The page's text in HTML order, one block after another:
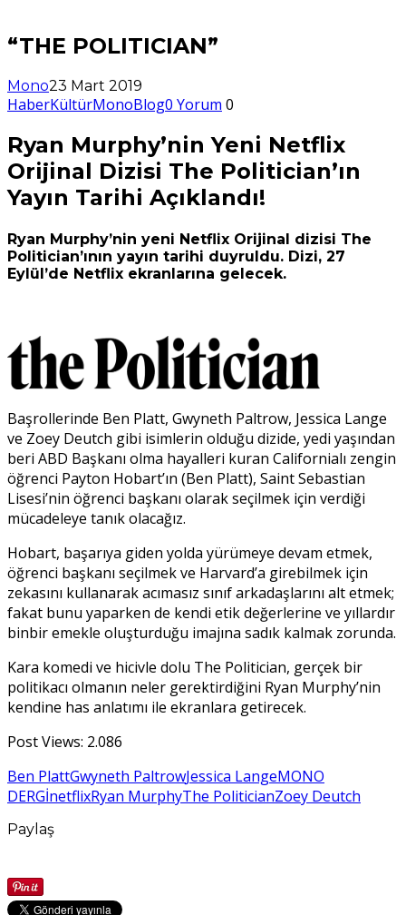
“THE POLITICIAN”
Mono23 Mart 2019
HaberKültürMonoBlog0 Yorum 0
Ryan Murphy’nin Yeni Netflix
Orijinal Dizisi The Politician’ın
Yayın Tarihi Açıklandı!
Ryan Murphy’nin yeni Netflix Orijinal dizisi The
Politician’ının yayın tarihi duyruldu. Dizi, 27
Eylül’de Netflix ekranlarına gelecek.
Başrollerinde Ben Platt, Gwyneth Paltrow, Jessica Lange
ve Zoey Deutch gibi isimlerin olduğu dizide, yedi yaşından
beri ABD Başkanı olma hayalleri kuran Californialı zengin
öğrenci Payton Hobart’ın (Ben Platt), Saint Sebastian
Lisesi’nin öğrenci başkanı olarak seçilmek için verdiği
mücadeleye tanık olacağız.
Hobart, başarıya giden yolda yürümeye devam etmek,
öğrenci başkanı seçilmek ve Harvard’a girebilmek için
zekasını kullanarak acımasız sınıf arkadaşlarını alt etmek;
fakat bunu yaparken de kendi etik değerlerine ve yıllardır
binbir emekle oluşturduğu imajına sadık kalmak zorunda.
Kara komedi ve hicivle dolu The Politician, gerçek bir
politikacı olmanın neler gerektirdiğini Ryan Murphy’nin
kendine has anlatımı ile ekranlara getirecek.
Post Views: 2.086
Ben PlattGwyneth PaltrowJessica LangeMONO
DERGİnetflixRyan MurphyThe PoliticianZoey Deutch
Paylaş